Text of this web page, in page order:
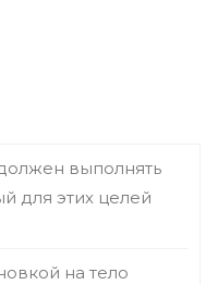
выполнять
для этих целей
на тело